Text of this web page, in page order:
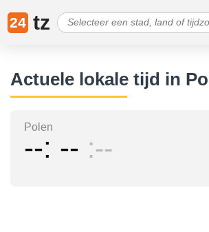
24 tz
Actuele lokale tijd in
Polen
-- -- --